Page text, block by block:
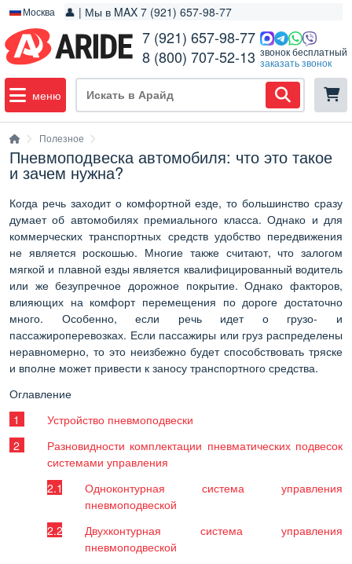
Москва 👤 | Мы в MAX 7 (921) 657-98-77
7 (921) 657-98-77
8 (800) 707-52-13 звонок бесплатный
заказать звонок
меню
Полезное
Пневмоподвеска автомобиля: что это такое
и зачем нужна?
Когда речь заходит о комфортной езде, то большинство сразу
думает об автомобилях премиального класса. Однако и для
коммерческих транспортных средств удобство передвижения
не является роскошью. Многие также считают, что залогом
мягкой и плавной езды является квалифицированный водитель
или же безупречное дорожное покрытие. Однако факторов,
влияющих на комфорт перемещения по дороге достаточно
много. Особенно, если речь идет о грузо- и
пассажироперевозках. Если пассажиры или груз распределены
неравномерно, то это неизбежно будет способствовать тряске
и вполне может привести к заносу транспортного средства.
Оглавление
Устройство пневмоподвески
Разновидности комплектации пневматических подвесок
системами управления
Одноконтурная система управления
пневмоподвеской
Двухконтурная система управления
пневмоподвеской